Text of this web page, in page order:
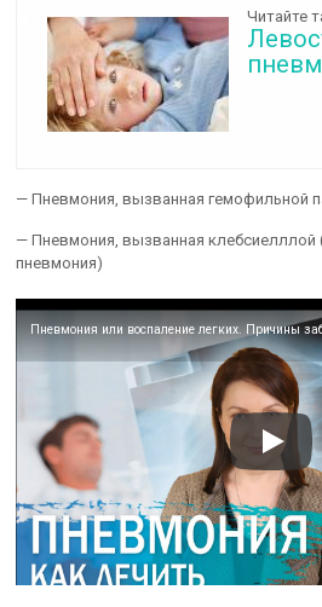
Читайте
— Пневмония, вызванная гемофильной
— Пневмония, вызванная
пневмония)